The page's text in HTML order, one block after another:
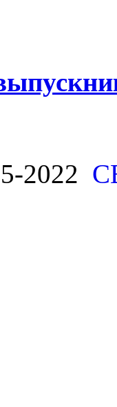
2022